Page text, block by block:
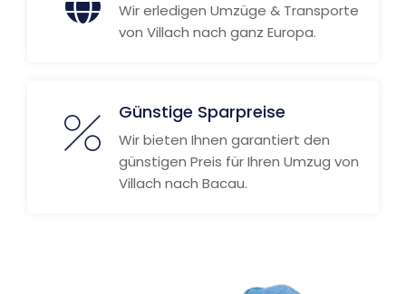
Wir erledigen Umzüge & Transporte
von Villach nach ganz Europa.
Günstige Sparpreise
Wir bieten Ihnen garantiert den
günstigen Preis für Ihren Umzug von
Villach nach Bacau.